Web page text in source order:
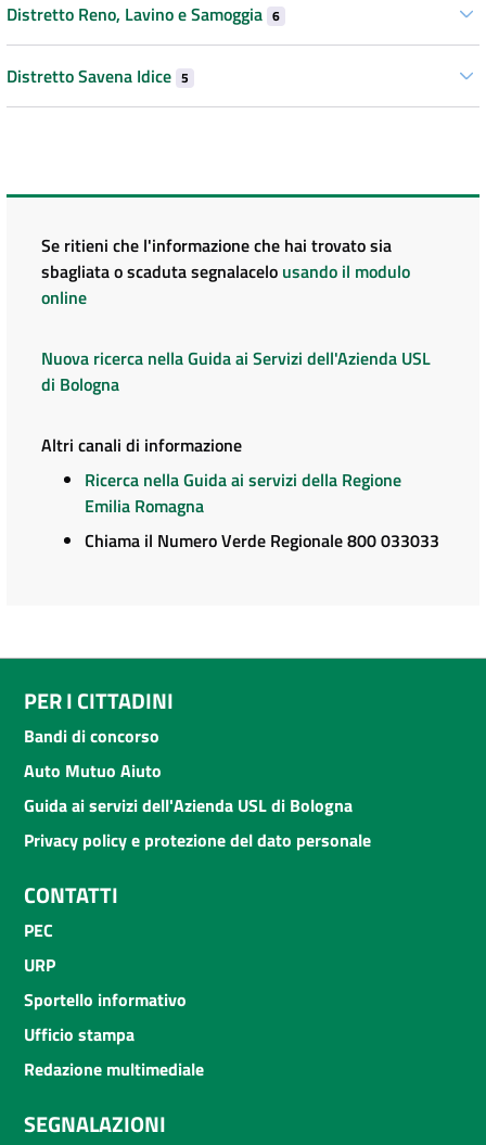
Distretto Reno, Lavino e Samoggia 6
Distretto Savena Idice 5
Se ritieni che l'informazione che hai trovato sia
sbagliata o scaduta segnalacelo usando il modulo
online
Nuova ricerca nella Guida ai Servizi dell'Azienda USL
di Bologna
Altri canali di informazione
Ricerca nella Guida ai servizi della Regione
Emilia Romagna
Chiama il Numero Verde Regionale 800 033033
PER I CITTADINI
Bandi di concorso
Auto Mutuo Aiuto
Guida ai servizi dell'Azienda USL di Bologna
Privacy policy e protezione del dato personale
CONTATTI
PEC
URP
Sportello informativo
Ufficio stampa
Redazione multimediale
SEGNALAZIONI